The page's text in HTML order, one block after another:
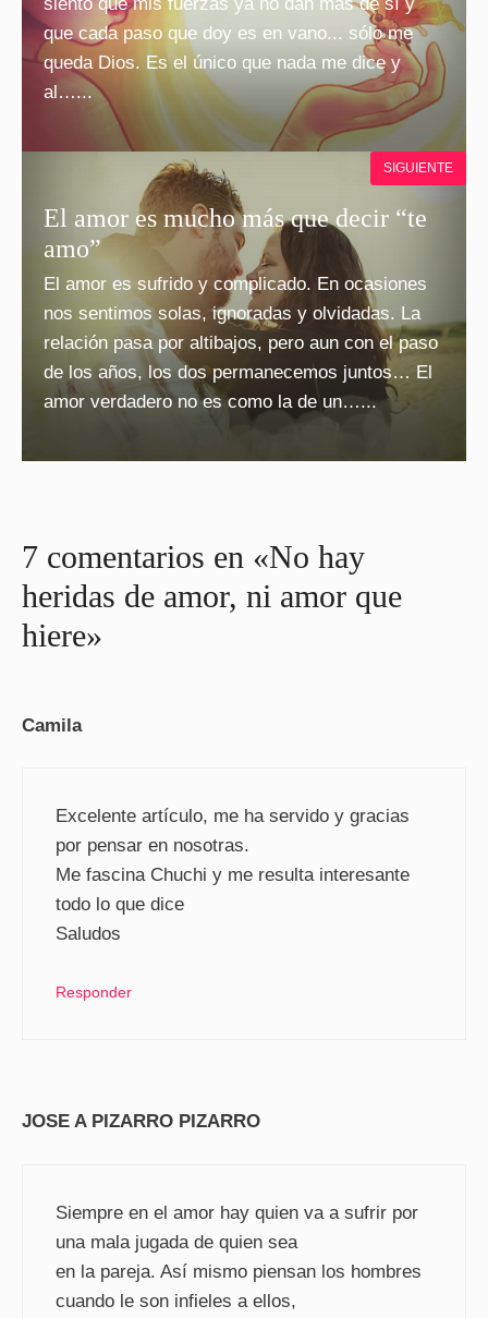
que cada paso que doy es en vano... sólo me
queda Dios. Es el único que nada me dice y
al…...
El amor es mucho más que decir “te
amo”
El amor es sufrido y complicado. En ocasiones
nos sentimos solas, ignoradas y olvidadas. La
relación pasa por altibajos, pero aun con el paso
de los años, los dos permanecemos juntos… El
amor verdadero no es como la de un…...
SIGUIENTE
7 comentarios en «No hay
heridas de amor, ni amor que
hiere»
Camila
Excelente artículo, me ha servido y gracias
por pensar en nosotras.
Me fascina Chuchi y me resulta interesante
todo lo que dice
Saludos
Responder
JOSE A PIZARRO PIZARRO
Siempre en el amor hay quien va a sufrir por
una mala jugada de quien sea
en la pareja. Así mismo piensan los hombres
cuando le son infieles a ellos,